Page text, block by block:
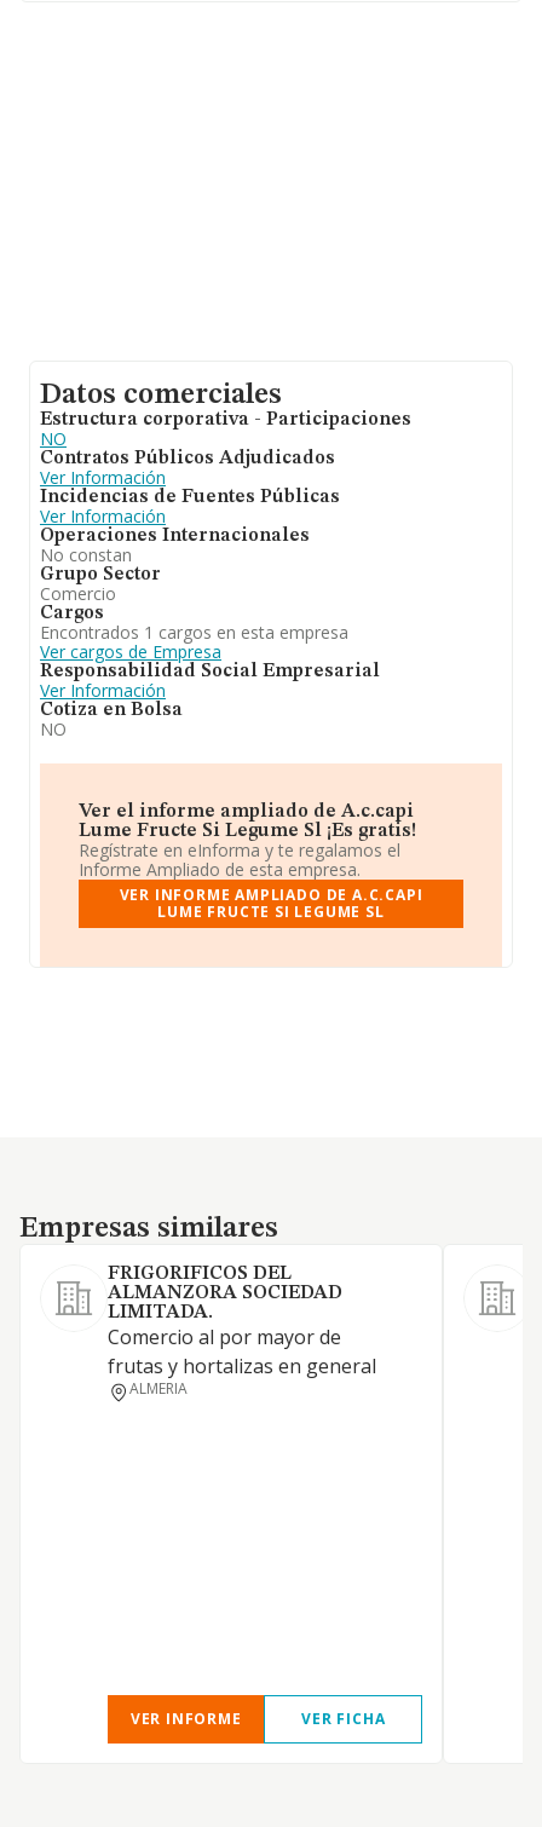
Datos comerciales
Estructura corporativa - Participaciones
NO
Contratos Públicos Adjudicados
Ver Información
Incidencias de Fuentes Públicas
Ver Información
Operaciones Internacionales
No constan
Grupo Sector
Comercio
Cargos
Encontrados 1 cargos en esta empresa
Ver cargos de Empresa
Responsabilidad Social Empresarial
Ver Información
Cotiza en Bolsa
NO
Ver el informe ampliado de A.c.capi
Lume Fructe Si Legume Sl ¡Es gratis!
Regístrate en eInforma y te regalamos el
Informe Ampliado de esta empresa.
VER INFORME AMPLIADO DE A.C.CAPI
LUME FRUCTE SI LEGUME SL
Empresas similares
Empresas similares
FRIGORIFICOS DEL
ALMANZORA SOCIEDAD
LIMITADA.
Comercio al por mayor de
frutas y hortalizas en general
ALMERIA
VER INFORME VER FICHA